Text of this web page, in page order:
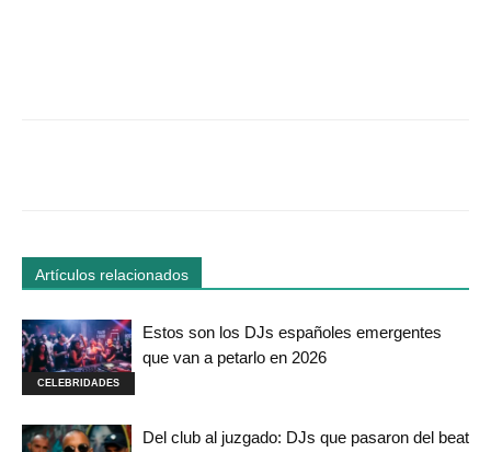
Artículos relacionados
CELEBRIDADES
Estos son los DJs españoles emergentes
que van a petarlo en 2026
Del club al juzgado: DJs que pasaron del beat